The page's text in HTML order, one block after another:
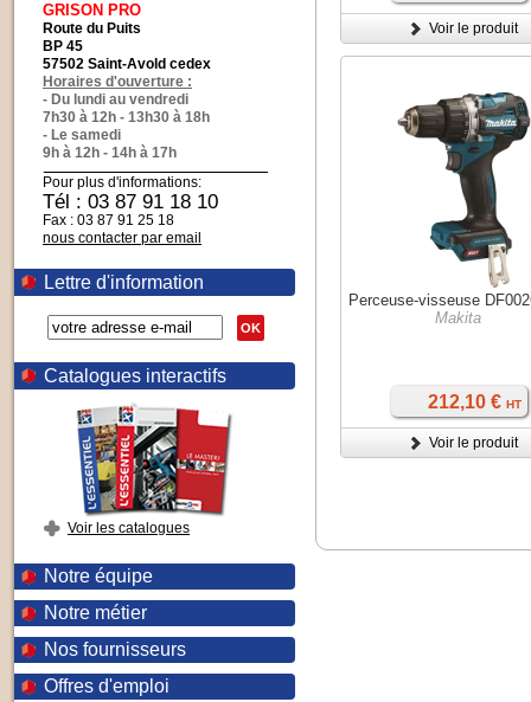
GRISON PRO
Route du Puits
BP 45
57502 Saint-Avold cedex
Horaires d'ouverture :
- Du lundi au vendredi
7h30 à 12h - 13h30 à 18h
- Le samedi
9h à 12h - 14h à 17h
Pour plus d'informations:
Tél : 03 87 91 18 10
Fax : 03 87 91 25 18
nous contacter par email
Lettre d'information
OK
Catalogues interactifs
Voir les catalogues
Notre équipe
Notre métier
Nos fournisseurs
Offres d'emploi
Voir le produit
Perceuse-visseuse
Makita
212,10 € HT
Voir le produit